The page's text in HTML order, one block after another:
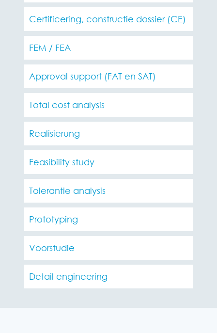
Certificering, constructie dossier (CE)
FEM / FEA
Approval support (FAT en SAT)
Total cost analysis
Realisierung
Feasibility study
Tolerantie analysis
Prototyping
Voorstudie
Detail engineering